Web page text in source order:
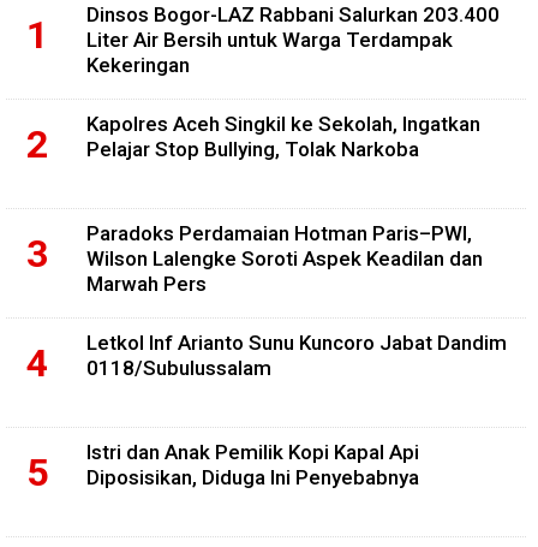
Dinsos Bogor-LAZ Rabbani Salurkan 203.400
Liter Air Bersih untuk Warga Terdampak
Kekeringan
Kapolres Aceh Singkil ke Sekolah, Ingatkan
Pelajar Stop Bullying, Tolak Narkoba
Paradoks Perdamaian Hotman Paris–PWI,
Wilson Lalengke Soroti Aspek Keadilan dan
Marwah Pers
Letkol Inf Arianto Sunu Kuncoro Jabat Dandim
0118/Subulussalam
Istri dan Anak Pemilik Kopi Kapal Api
Diposisikan, Diduga Ini Penyebabnya